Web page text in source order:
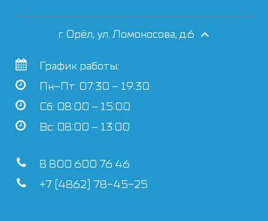
г. Орёл, ул. Ломоносова, д.6
График работы:
Пн–Пт: 07:30 – 19:30
Сб: 08:00 – 15:00
Вс: 08:00 – 13:00
8 800 600 76 46
+7 (4862) 78-45-25